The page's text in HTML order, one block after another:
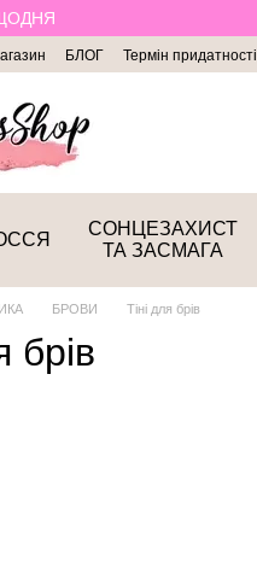
ЩОДНЯ
БЛОГ Термін придатності
СОНЦЕЗАХИСТ
ТА ЗАСМАГА
БРОВИ Тіні для брів
брів